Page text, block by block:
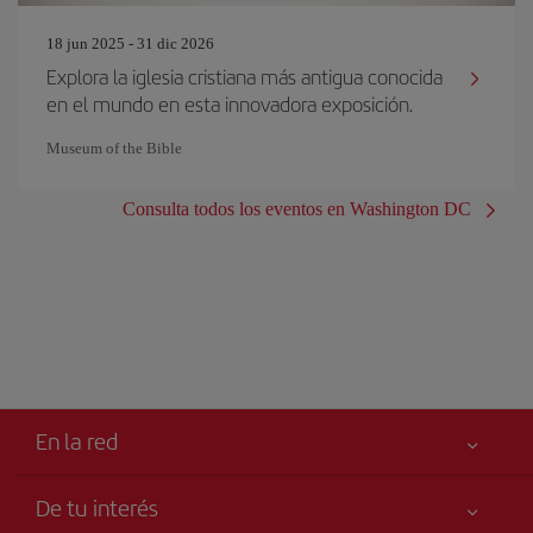
18 jun 2025 - 31 dic 2026
Explora la iglesia cristiana más antigua conocida
en el mundo en esta innovadora exposición.
Museum of the Bible
Consulta todos los eventos en Washington DC
En la red
De tu interés